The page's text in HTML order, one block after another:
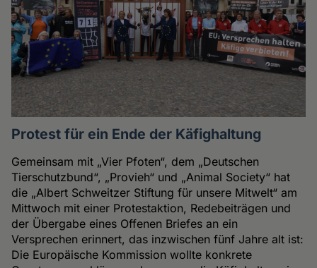
Protest für ein Ende der Käfighaltung
Gemeinsam mit „Vier Pfoten“, dem „Deutschen
Tierschutzbund“, „Provieh“ und „Animal Society“ hat
die „Albert Schweitzer Stiftung für unsere Mitwelt“ am
Mittwoch mit einer Protestaktion, Redebeiträgen und
der Übergabe eines Offenen Briefes an ein
Versprechen erinnert, das inzwischen fünf Jahre alt ist:
Die Europäische Kommission wollte konkrete